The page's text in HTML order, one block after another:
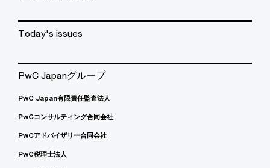
Today's issues
PwC Japanグループ
PwC Japan有限責任監査法人
PwCコンサルティング合同会社
PwCアドバイザリー合同会社
PwC税理士法人